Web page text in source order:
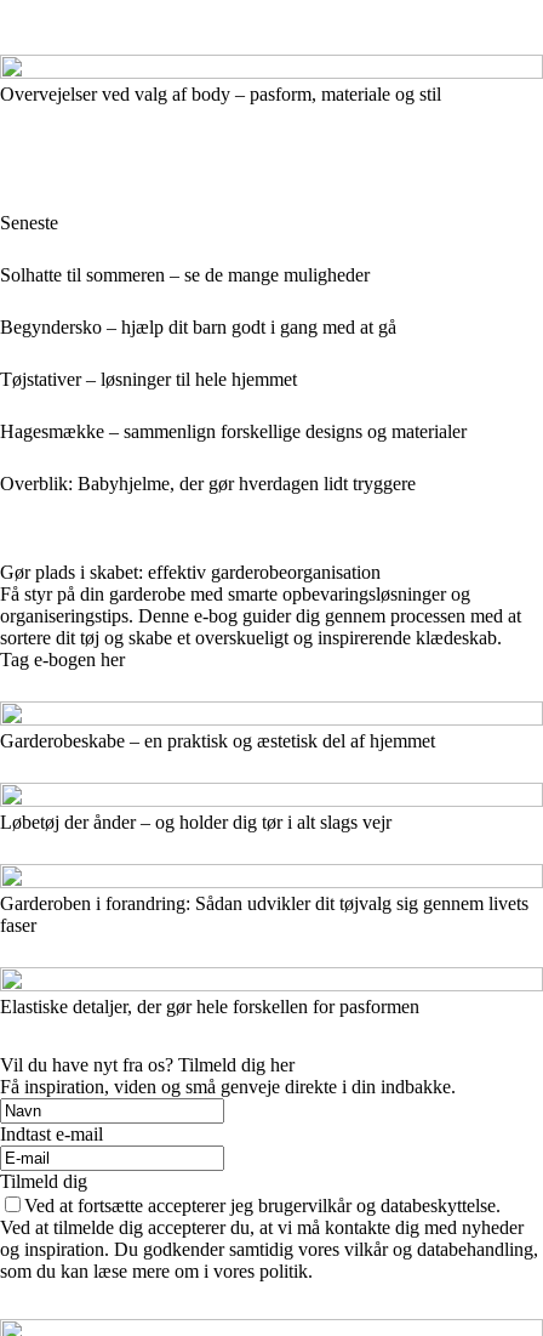
Overvejelser ved valg af body – pasform, materiale og stil
Seneste
Solhatte til sommeren – se de mange muligheder
Begyndersko – hjælp dit barn godt i gang med at gå
Tøjstativer – løsninger til hele hjemmet
Hagesmække – sammenlign forskellige designs og materialer
Overblik: Babyhjelme, der gør hverdagen lidt tryggere
Gør plads i skabet: effektiv garderobeorganisation
Få styr på din garderobe med smarte opbevaringsløsninger og
organiseringstips. Denne e-bog guider dig gennem processen med at
sortere dit tøj og skabe et overskueligt og inspirerende klædeskab.
Tag e-bogen her
Garderobeskabe – en praktisk og æstetisk del af hjemmet
Løbetøj der ånder – og holder dig tør i alt slags vejr
Garderoben i forandring: Sådan udvikler dit tøjvalg sig gennem livets
faser
Elastiske detaljer, der gør hele forskellen for pasformen
Vil du have nyt fra os? Tilmeld dig her
Få inspiration, viden og små genveje direkte i din indbakke.
Indtast e-mail
Tilmeld dig
Ved at fortsætte accepterer jeg brugervilkår og databeskyttelse.
Ved at tilmelde dig accepterer du, at vi må kontakte dig med nyheder
og inspiration. Du godkender samtidig vores vilkår og databehandling,
som du kan læse mere om i vores politik.